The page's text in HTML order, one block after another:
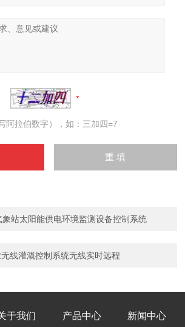
阿拉伯数字），如：三加四=7
象站太阳能供电环境监测设备控制系统
线灌溉控制系统无线实时远程
于我们 产品中心 新闻中心